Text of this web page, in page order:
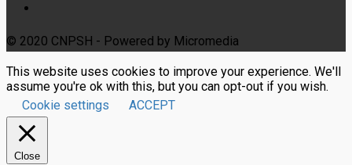
© 2020 CNPSH - Powered by Micromedia
This website uses cookies to improve your experience. We'll
assume you're ok with this, but you can opt-out if you wish.
Cookie settings
ACCEPT
Close